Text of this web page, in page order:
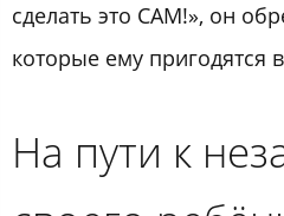
сделать это САМ!», он
которые ему пригодятся
На пути к